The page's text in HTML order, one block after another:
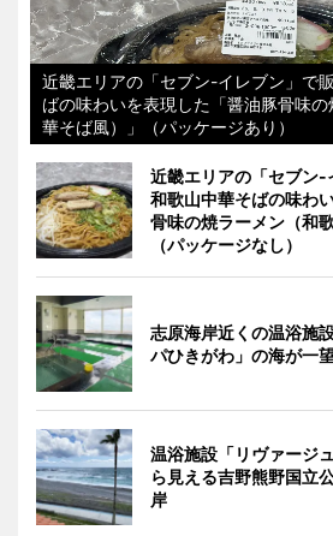
近畿エリアの「セブン-イレブン」で
ばの味わいを表現した「醤油豚骨味
華そば風）」（パッケージあり）
近畿エリアの「セブン-
和歌山中華そばの味わ
骨味の焼ラーメン（和
（パッケージなし）
志原海岸近くの温浴施
パひきがわ」の海が一
温浴施設「リヴァージ
ら見える吉野熊野国立
岸